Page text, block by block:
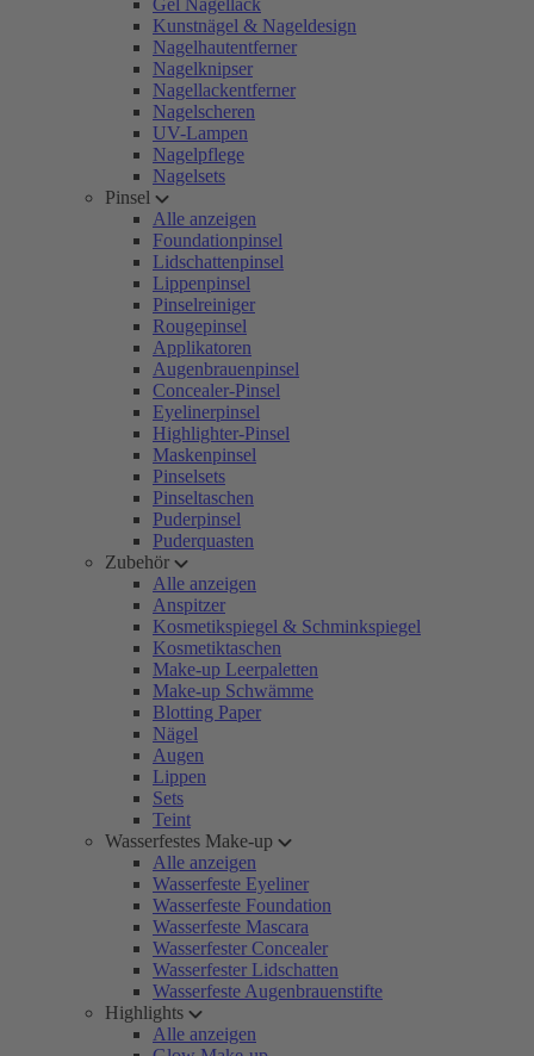
Gel Nagellack
Kunstnägel & Nageldesign
Nagelhautentferner
Nagelknipser
Nagellackentferner
Nagelscheren
UV-Lampen
Nagelpflege
Nagelsets
Pinsel
Alle anzeigen
Foundationpinsel
Lidschattenpinsel
Lippenpinsel
Pinselreiniger
Rougepinsel
Applikatoren
Augenbrauenpinsel
Concealer-Pinsel
Eyelinerpinsel
Highlighter-Pinsel
Maskenpinsel
Pinselsets
Pinseltaschen
Puderpinsel
Puderquasten
Zubehör
Alle anzeigen
Anspitzer
Kosmetikspiegel & Schminkspiegel
Kosmetiktaschen
Make-up Leerpaletten
Make-up Schwämme
Blotting Paper
Nägel
Augen
Lippen
Sets
Teint
Wasserfestes Make-up
Alle anzeigen
Wasserfeste Eyeliner
Wasserfeste Foundation
Wasserfeste Mascara
Wasserfester Concealer
Wasserfester Lidschatten
Wasserfeste Augenbrauenstifte
Highlights
Alle anzeigen